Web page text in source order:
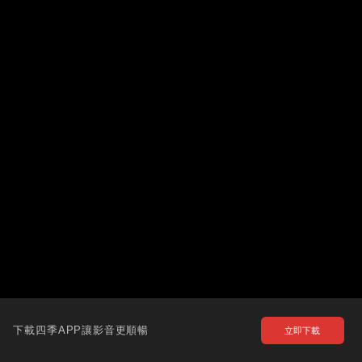
下載四季APP讓影音更順暢 立即下載